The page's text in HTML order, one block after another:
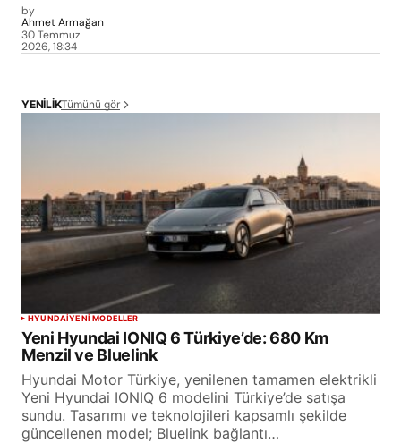
by
Ahmet Armağan
30 Temmuz
2026, 18:34
YENİLİKTümünü gör
HYUNDAIYENİ MODELLER
Yeni Hyundai IONIQ 6 Türkiye’de: 680 Km
Menzil ve Bluelink
Hyundai Motor Türkiye, yenilenen tamamen elektrikli
Yeni Hyundai IONIQ 6 modelini Türkiye’de satışa
sundu. Tasarımı ve teknolojileri kapsamlı şekilde
güncellenen model; Bluelink bağlantı…